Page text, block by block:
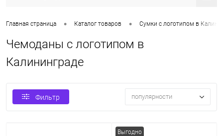
Главная страница • Каталог товаров • Сумки с логотипом в
Чемоданы с логотипом в
Калининграде
Фильтр популярности
Выгодно